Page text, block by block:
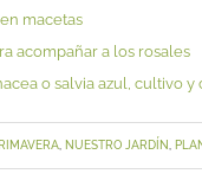
macetas
acompañar a los rosales
o salvia azul, cultivo y
NUESTRO JARDÍN